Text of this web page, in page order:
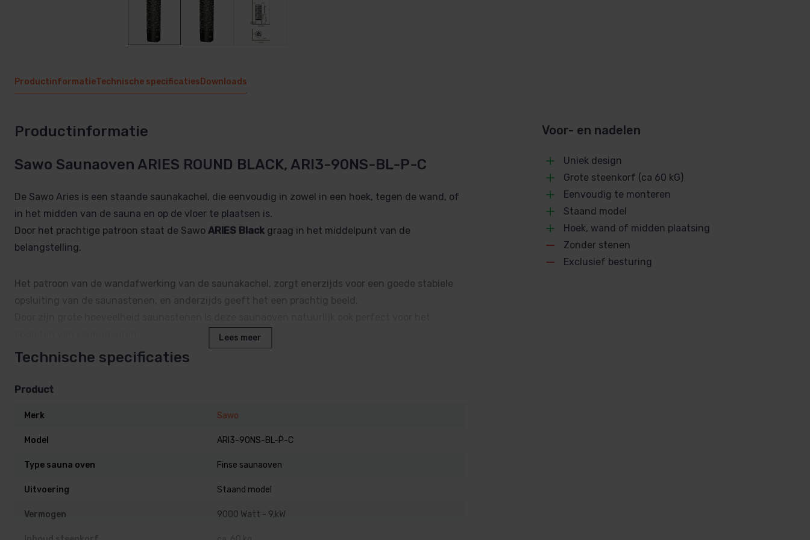
ProductinformatieTechnische specificaties Downloads
Productinformatie
Sawo Saunaoven ARIES ROUND BLACK, ARI3-90NS-BL-P-C
De Sawo Aries is een staande saunakachel, die eenvoudig in zowel in een hoek, tegen de wand, of
in het midden van de sauna en op de vloer te plaatsen is.
Door het prachtige patroon staat de Sawo ARIES Black graag in het middelpunt van de
belangstelling.
Het patroon van de wandafwerking van de saunakachel, zorgt enerzijds voor een goede stabiele
opsluiting van de saunastenen, en anderzijds geeft het een prachtig beeld.
Uniek design
: het ronde ontwerp geeft een moderne uitstraling en past in elke sauna.
Energiezuinig
: geoptimaliseerde technologieën zorgen voor een laag energieverbruik.
warmte.
Duurzaam materiaal
: gemaakt van hoogwaardig roestvrij staal, bestand tegen hoge
Compact formaat
: ideaal voor kleinere en middelgrote sauna’s.
Lees meer
Technische specificaties
Product
Merk Sawo
Model ARI3-90NS-BL-P-C
Type sauna oven Finse saunaoven
Uitvoering Staand model
Vermogen 9000 Watt - 9,kW
Voor- en nadelen
Uniek design
Grote steenkorf (ca 60 kG)
Eenvoudig te monteren
Staand model
Hoek, wand of midden plaatsing
Zonder stenen
Exclusief besturing